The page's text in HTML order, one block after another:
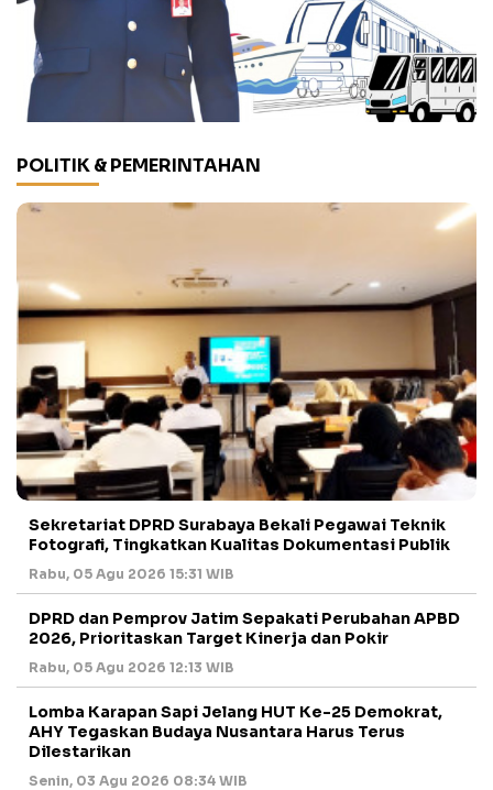
POLITIK & PEMERINTAHAN
Sekretariat DPRD Surabaya Bekali Pegawai Teknik
Fotografi, Tingkatkan Kualitas Dokumentasi Publik
Rabu, 05 Agu 2026 15:31 WIB
DPRD dan Pemprov Jatim Sepakati Perubahan APBD
2026, Prioritaskan Target Kinerja dan Pokir
Rabu, 05 Agu 2026 12:13 WIB
Lomba Karapan Sapi Jelang HUT Ke-25 Demokrat,
AHY Tegaskan Budaya Nusantara Harus Terus
Dilestarikan
Senin, 03 Agu 2026 08:34 WIB